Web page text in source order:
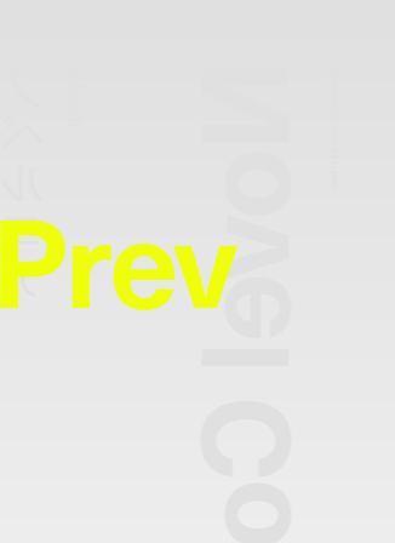
コア Novel Core